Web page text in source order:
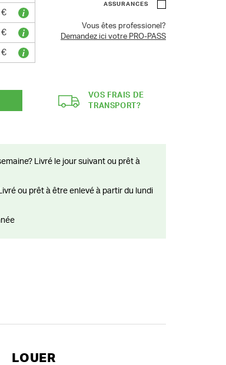
€
€
€
ASSURANCES
Vous êtes professionel?
Demandez ici votre PRO-PASS
VOS FRAIS DE
TRANSPORT?
LOUER